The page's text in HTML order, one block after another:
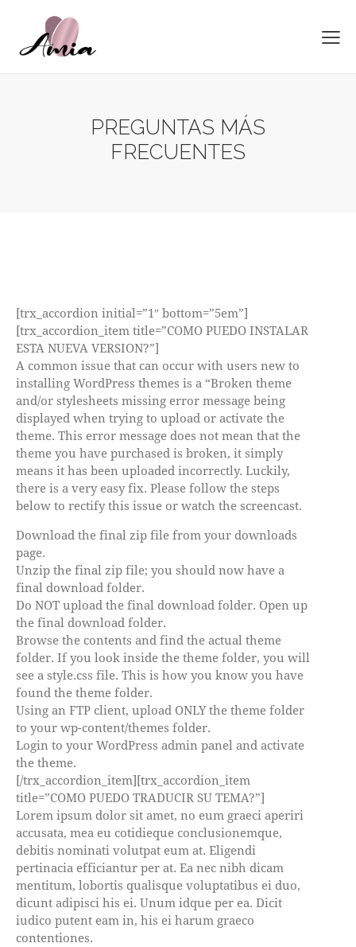
PREGUNTAS MÁS
FRECUENTES
[trx_accordion initial=”1″ bottom=”5em”]
[trx_accordion_item title=”COMO PUEDO INSTALAR
ESTA NUEVA VERSION?”]
A common issue that can occur with users new to
installing WordPress themes is a “Broken theme
and/or stylesheets missing error message being
displayed when trying to upload or activate the
theme. This error message does not mean that the
theme you have purchased is broken, it simply
means it has been uploaded incorrectly. Luckily,
there is a very easy fix. Please follow the steps
below to rectify this issue or watch the screencast.
Download the final zip file from your downloads
page.
Unzip the final zip file; you should now have a
final download folder.
Do NOT upload the final download folder. Open up
the final download folder.
Browse the contents and find the actual theme
folder. If you look inside the theme folder, you will
see a style.css file. This is how you know you have
found the theme folder.
Using an FTP client, upload ONLY the theme folder
to your wp-content/themes folder.
Login to your WordPress admin panel and activate
the theme.
[/trx_accordion_item][trx_accordion_item
title=”COMO PUEDO TRADUCIR SU TEMA?”]
Lorem ipsum dolor sit amet, no eum graeci aperiri
accusata, mea eu cotidieque conclusionemque,
debitis nominati volutpat eum at. Eligendi
pertinacia efficiantur per at. Ea nec nibh dicam
mentitum, lobortis qualisque voluptatibus ei duo,
dicunt adipisci his ei. Unum idque per ea. Dicit
iudico putent eam in, his ei harum graeco
contentiones.